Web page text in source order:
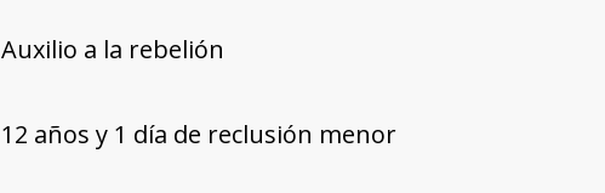
Auxilio a la rebelión
12 años y 1 día de reclusión menor